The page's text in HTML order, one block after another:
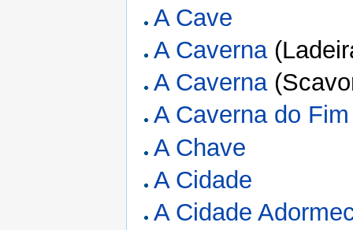
A Cave
A Caverna
A Caverna
A Caverna do
A Chave
A Cidade
A Cidade